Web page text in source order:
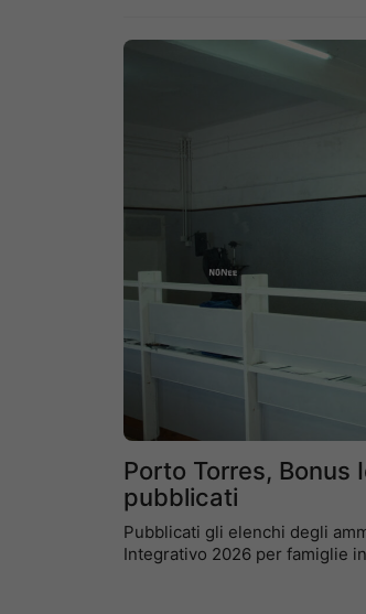
Porto Torres, Bonus
pubblicati
Pubblicati gli elenchi degli
Integrativo 2026 per famiglie